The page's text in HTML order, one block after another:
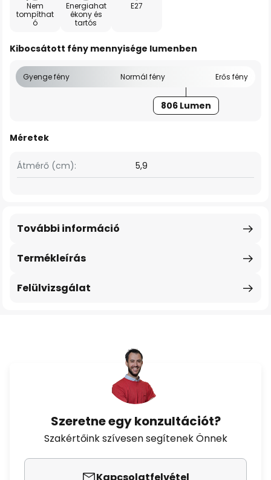
Nem
tompíthat
ó
Energiahat
ékony és
tartós
E27
Kibocsátott fény mennyisége lumenben
Gyenge fény Normál fény Erős fény
806 Lumen
Méretek
Átmérő (cm): 5,9
Termékleírás
További információ
Felülvizsgálat
Szeretne egy konzultációt?
Szakértőink szívesen segítenek Önnek